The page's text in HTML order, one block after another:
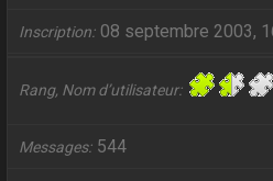
Inscription 08 septembre 2003,
Rang, Nom d’utilisateur
Messages 544